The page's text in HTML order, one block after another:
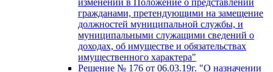
изменений в Положение о представлении
гражданами, претендующими на замещение
должностей муниципальной службы, и
муниципальными служащими сведений о
доходах, об имуществе и обязательствах
имущественного характера"
Решение № 176 от 06.03.19г. "О назначении